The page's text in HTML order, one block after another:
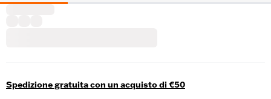
Spedizione gratuita con un acquisto di €50